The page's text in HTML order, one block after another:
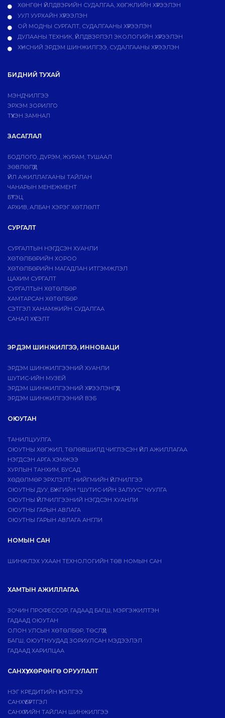
ХӨНГӨН ҮЙЛДВЭРИЙН СУДАЛГАА, ХӨГЖЛИЙН ХҮРЭЭЛЭН
УУЛ УУРХАЙН ХҮРЭЭЛЭН
ОЙ МОДНЫ СУРГАЛТ, СУДАЛГААНЫ ХҮРЭЭЛЭН
ДУЛААНЫ ТЕХНИК, ҮЙЛДВЭРЛЭЛ ЭКОЛОГИЙН ХҮРЭЭЛЭН
ХҮНСНИЙ ЭРДЭМ ШИНЖИЛГЭЭ, СУДАЛГААНЫ ХҮРЭЭЛЭН
БИДНИЙ ТУХАЙ
МЭНДЧИЛГЭЭ
ЭРХЭМ ЗОРИЛГО
ТҮҮХЭН ЗАМНАЛ
ЗАСАГЛАЛ
БОДЛОГО, ДVРЭМ, ЖУРАМ, ТУШААЛ
ЗӨВЛӨЛҮҮД
ҮЙЛ АЖИЛЛАГААНЫ ТАЙЛАН
ЧАНАРЫН МЕНЕЖМЕНТ
БҮТЭЦ
АРХИВ, АЛБАН ХЭРЭГ ХӨТЛӨЛТ
СУРГАЛТ
СУРГАЛТЫН НЭГДСЭН ХУАНЛИ
ХӨТӨЛБӨРИЙН ХОРОО
ХӨТӨЛБӨРИЙН МАГАДЛАН ИТГЭМЖЛЭЛ
ЦАХИМ СУРГАЛТ
СУРГАЛТЫН ХӨТӨЛБӨР
ХАМТАРСАН ХӨТӨЛБӨР
СЭТГЭЛ ХАНАМЖИЙН СУДАЛГАА
САНАЛ ХҮСЭЛТ
ЭРДЭМ ШИНЖИЛГЭЭ, ИННОВАЦИ
ЭРДЭМ ШИНЖИЛГЭЭНИЙ ХУАНЛИ
ШУТИС-ИЙН МУЗЕЙ
ЭРДЭМ ШИНЖИЛГЭЭНИЙ ХҮРЭЭЛЭНГҮҮД
ЭРДЭМ ШИНЖИЛГЭЭНИЙ ВЭБ
ОЮУТАН
ТАНИЛЦУУЛГА
ОЮУТНЫ ХӨГЖИЛ, ТӨЛӨВШИЛД ЧИГЛЭСЭН ҮЙЛ АЖИЛЛАГАА
НЭГДСЭН АРГА ХЭМЖЭЭ
ХУРЛЫН ТАНХИМ, БУСАД
ХӨДӨЛМӨР ЭРХЛЭЛТ, НИЙГМИЙН ҮЙЛЧИЛГЭЭ
ОЮУТНЫ ДУУ, БҮЖГИЙН "ШУТИС-ИЙН ЗАЛУУС" ЧУУЛГА
ОЮУТНЫ ҮЙЛЧИЛГЭЭНИЙ НЭГДСЭН ХУАНЛИ
ОЮУТНЫ ГАРЫН АВЛАГА
ОЮУТНЫ ГАРЫН АВЛАГА АНГЛИ
НОМЫН САН
ШИНЖЛЭХ УХААН ТЕХНОЛОГИЙН ТӨВ НОМЫН САН
ХАМТЫН АЖИЛЛАГАА
ЗОЧИН ПРОФЕССОР, ГАДААД БАГШ, МЭРГЭЖИЛТЭН
ГАДААД ОЮУТАН
ОЛОН УЛСЫН ХӨТӨЛБӨР, ТӨСЛҮҮД
БАГШ, ОЮУТНУУДАД ЗОРИУЛСАН МЭДЭЭЛЭЛ
ГАДААД ХАРИЛЦАА
САНХҮҮ, ХӨРӨНГӨ ОРУУЛАЛТ
НЭГ КРЕДИТИЙН ҮНЭЛГЭЭ
САНХҮҮ БҮРТГЭЛ
САНХҮҮГИЙН ТАЙЛАН ШИНЖИЛГЭЭ